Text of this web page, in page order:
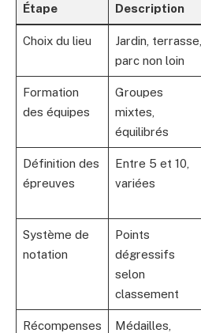
Étape Description
Choix du lieu
Jardin, terrasse,
parc non loin
Formation
des équipes
Groupes
mixtes,
équilibrés
Définition des
épreuves
Entre 5 et 10,
variées
Système de
notation
Points
dégressifs
selon
classement
Récompenses
Médailles,